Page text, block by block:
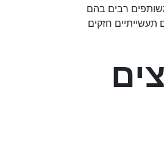
משותפים רבים בהם
תעשייתיים חזקים